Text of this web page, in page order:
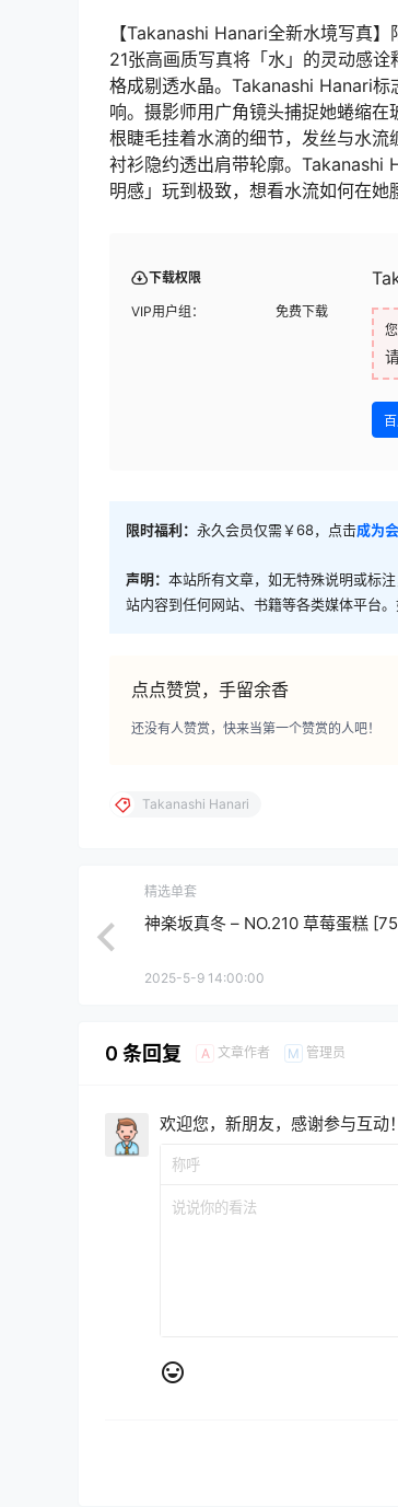
【Takanashi Hanari全新水境写真
21张高画质写真将「水」的灵动感
格成剔透水晶。Takanashi Hanari标
响。摄影师用广角镜头捕捉她蜷缩
根睫毛挂着水滴的细节，发丝与水
衬衫隐约透出肩带轮廓。Takanashi
明感」玩到极致，想看水流如何在她
下载权限
VIP用户组： 免费下载
限时福利： 永久会员仅需￥68，点击成为
声明： 本站所有文章，如无特殊说明或标
站内容到任何网站、书籍等各类媒体平台
点点赞赏，手留余香
还没有人赞赏，快来当第一个赞赏的人吧！
Takanashi Hanari
精选单套
神楽坂真冬 – NO.210 草莓蛋糕
2025-5-9 14:00:00
0 条回复 A 文章作者 M 管理员
欢迎您，新朋友，感谢参与互动！